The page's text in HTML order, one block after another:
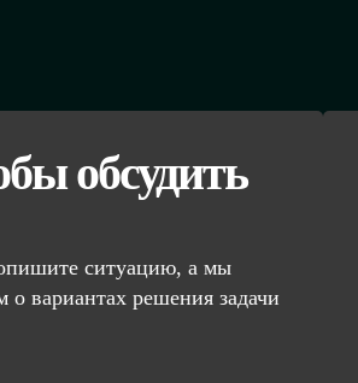
обсудить
ситуацию, а мы
вариантах решения задачи